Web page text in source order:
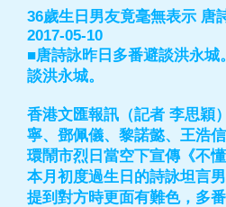
36歲生日男友竟毫無表示 唐
2017-05-10
■唐詩詠昨日多番避談洪永
談洪永城。
香港文匯報訊（記者 李思穎
寧、鄧佩儀、黎諾懿、王浩
環鬧市烈日當空下宣傳《不
本月初度過生日的詩詠坦言
提到對方時更面有難色，多